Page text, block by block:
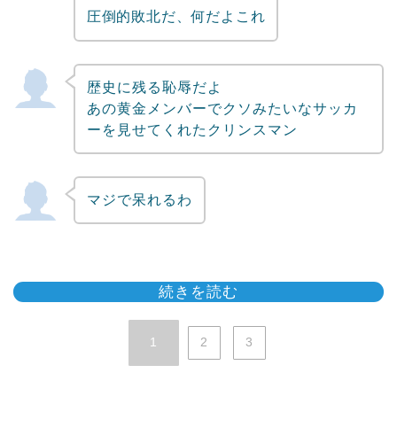
圧倒的敗北だ、何だよこれ
歴史に残る恥辱だよ
あの黄金メンバーでクソみたいなサッカ
ーを見せてくれたクリンスマン
マジで呆れるわ
続きを読む
1 2 3